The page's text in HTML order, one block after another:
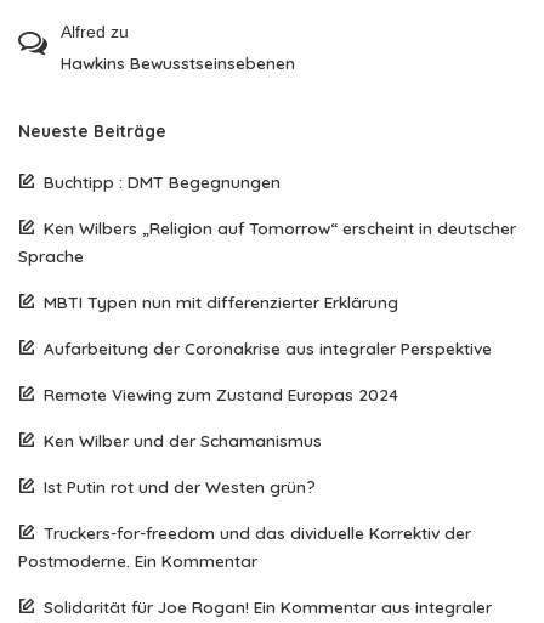
Alfred zu
Hawkins Bewusstseinsebenen
Neueste Beiträge
Buchtipp : DMT Begegnungen
Ken Wilbers „Religion auf Tomorrow“ erscheint in deutscher
Sprache
MBTI Typen nun mit differenzierter Erklärung
Aufarbeitung der Coronakrise aus integraler Perspektive
Remote Viewing zum Zustand Europas 2024
Ken Wilber und der Schamanismus
Ist Putin rot und der Westen grün?
Truckers-for-freedom und das dividuelle Korrektiv der
Postmoderne. Ein Kommentar
Solidarität für Joe Rogan! Ein Kommentar aus integraler